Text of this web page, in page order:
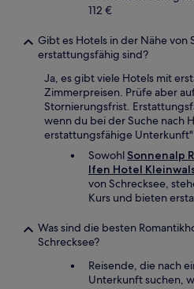
112 €
Gibt es Hotels in der Nähe von
erstattungsfähig sind?
Ja, es gibt viele Hotels mit
Zimmerpreisen. Prüfe aber
Stornierungsfrist.
wenn du bei der Suche nach
erstattungsfähige
Sowohl Sonnenalp
Ifen Hotel
von Schrecksee,
Kurs und bieten
Was sind die besten
Schrecksee?
Reisende, die nach
Unterkunft suchen,